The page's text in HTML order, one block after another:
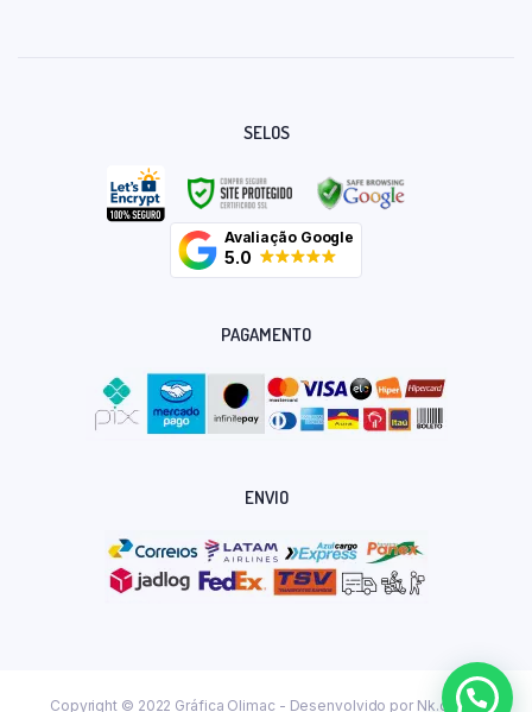
SELOS
Avaliação Google
5.0
PAGAMENTO
ENVIO
Copyright © 2022 Gráfica Olimac - Desenvolvido por Nk.dev.br